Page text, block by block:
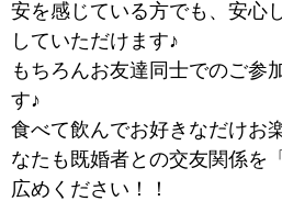
安を感じている方でも、安心
していただけます♪
もちろんお友達同士でのご参
す♪
食べて飲んでお好きなだけお
なたも既婚者との交友関係を
広めください！！